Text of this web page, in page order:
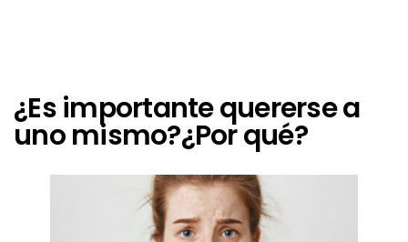
¿Es importante quererse a
uno mismo?¿Por qué?